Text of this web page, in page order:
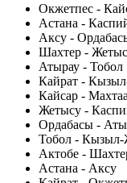
Окжетпес -
Астана -
Аксу -
Шахтер -
Атырау - Тобол
Кайрат -
Кайсар -
Жетысу -
Ордабасы -
Тобол -
Актобе -
Астана - Аксу